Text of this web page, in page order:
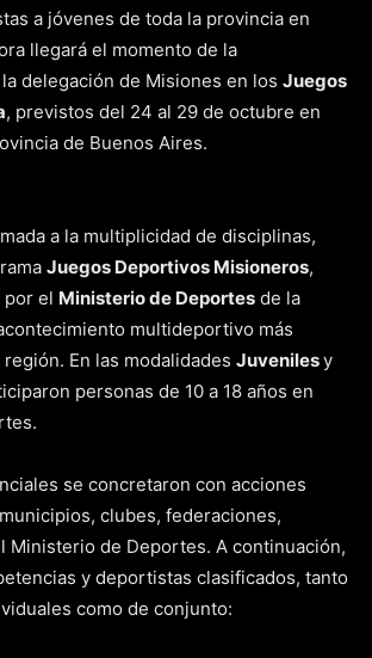
a jóvenes de toda la provincia en
llegará el momento de la
delegación de Misiones en los Juegos
, previstos del 24 al 29 de octubre en
de Buenos Aires.
a la multiplicidad de disciplinas,
Juegos Deportivos Misioneros,
por el Ministerio de Deportes de la
multideportivo más
En las modalidades Juvenilesy
personas de 10 a 18 años en
se concretaron con acciones
clubes, federaciones,
Ministerio de Deportes. A continuación,
y deportistas clasificados, tanto
como de conjunto: